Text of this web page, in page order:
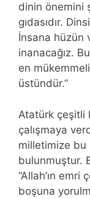
dinin önemini
gıdasıdır.
İnsana hüzün
inanacağız.
en
üstündür.”
Atatürk çeşitli
çalışmaya
milletimize bu
bulunmuştur.
“Allah’ın emri
boşuna